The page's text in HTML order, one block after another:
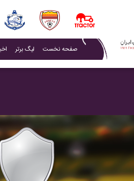
صفحه نخست لیگ برتر